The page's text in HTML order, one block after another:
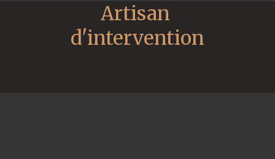
Artisan
d'intervention